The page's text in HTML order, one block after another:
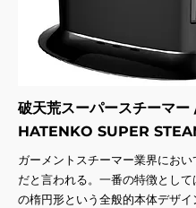
破天荒スーパースチーマー
HATENKO SUPER
ガーメントスチーマー業界にお
だと言われる。一番の特徴とし
の楕円形という全般的本体デザ